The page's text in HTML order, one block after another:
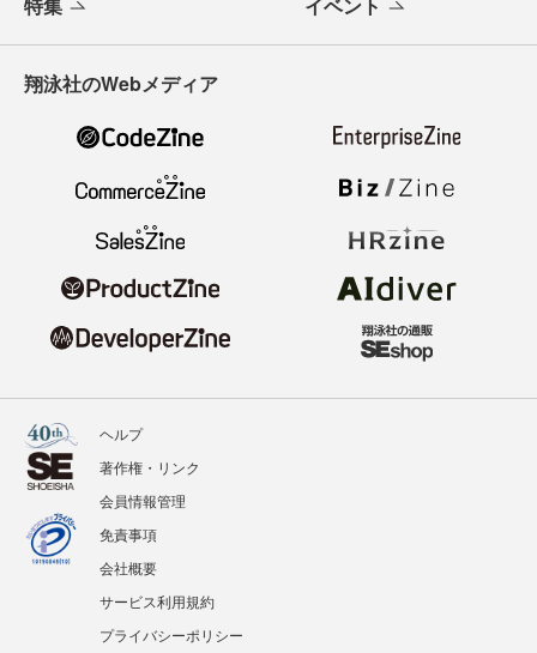
翔泳社のWebメディア
ヘルプ
著作権・リンク
会員情報管理
免責事項
会社概要
サービス利用規約
プライバシーポリシー